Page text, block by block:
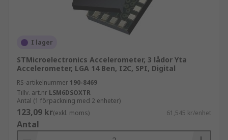
rörelsesensorer används?
Här är en lista över typiska tillämpningar där en
rörelsesensor kan användas:
Inbrottslarm
Automatiska biljettgrindar
Entrébelysning
Säkerhetsbelysning
Automatiska toalettspolningar/handtorkar
I lager
STMicroelectronics Accelerometer, 3 lådor Yta
Accelerometer, LGA 14 Ben, I2C, SPI, Digital
RS-artikelnummer 190-8469
Tillv. art.nr LSM6DSOXTR
Antal (1 förpackning med 2 enheter)
123,09 kr(exkl. moms) 61,545 kr/enhet
Antal